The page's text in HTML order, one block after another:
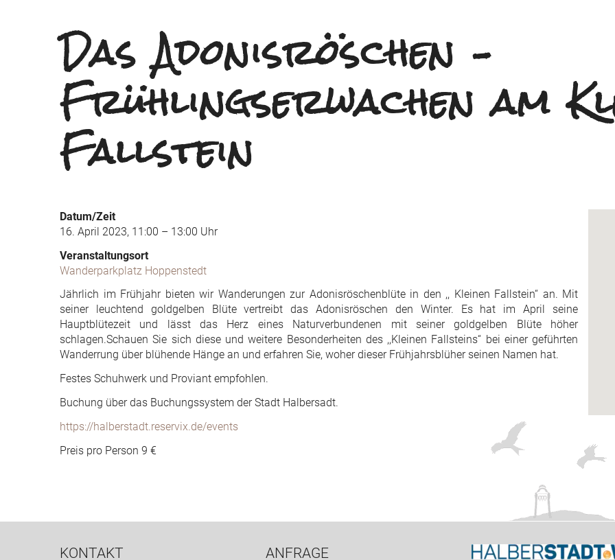
Das Adonisröschen –
Frühlingserwachen am
Fallstein
Datum/Zeit
16. April 2023, 11:00 – 13:00 Uhr
Veranstaltungsort
Wanderparkplatz Hoppenstedt
Jährlich im Frühjahr bieten wir Wanderungen zur Adonisröschenblüte in den ,, Kleinen Fallstein“ an. Mit
seiner leuchtend goldgelben Blüte vertreibt das Adonisröschen den Winter. Es hat im April seine
Hauptblütezeit und lässt das Herz eines Naturverbundenen mit seiner goldgelben Blüte höher
schlagen.Schauen Sie sich diese und weitere Besonderheiten des ,,Kleinen Fallsteins“ bei einer geführten
Wanderrung über blühende Hänge an und erfahren Sie, woher dieser Frühjahrsblüher seinen Namen hat.
Festes Schuhwerk und Proviant empfohlen.
Buchung über das Buchungssystem der Stadt Halbersadt.
https://halberstadt.reservix.de/events
Preis pro Person 9 €
KONTAKT ANFRAGE